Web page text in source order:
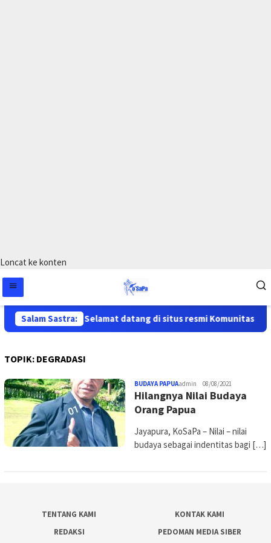
Loncat ke konten
Salam Sastra: Selamat datang di situs resmi Komunitas
TOPIK: DEGRADASI
BUDAYA PAPUAadmin 08/08/2021
Hilangnya Nilai Budaya
Orang Papua
Jayapura, KoSaPa – Nilai – nilai
budaya sebagai indentitas bagi […]
TENTANG KAMI
KONTAK KAMI
REDAKSI
PEDOMAN MEDIA SIBER